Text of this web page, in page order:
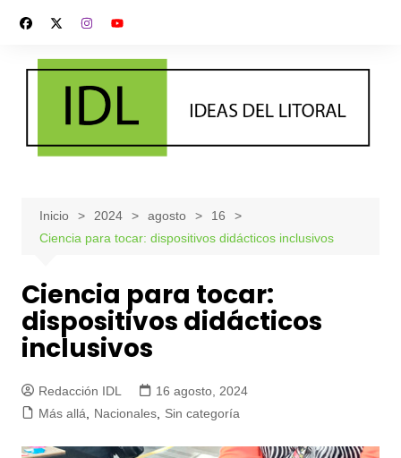
contenido
Inicio 2024 agosto
16
Ciencia para tocar: dispositivos didácticos inclusivos
Ciencia para tocar:
dispositivos didácticos
inclusivos
Redacción IDL
16 agosto, 2024
Más allá, Nacionales, Sin categoría